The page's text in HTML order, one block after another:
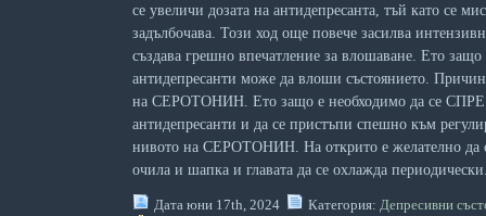
се увеличи дозата на антидепресанта, тъй като се
задълбочава. Този ход още повече засилва
създава грешно впечатление за влошаване. Ето
антидепресанти може да влоши състоянието.
на СЕРОТОНИН. Ето защо е необходимо да се СПРЕ
антидепресанти и да се пристъпи спешно към
нивото на СЕРОТОНИН. На открито е желателно да
очила и шапка и главата да се охлажда
Дата юни 17th, 2024 Категория: Депресивни